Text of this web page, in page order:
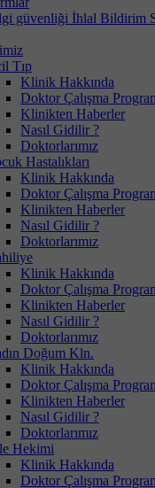
güvenliği İhlal Bildirim
Tıp
Klinik Hakkında
Doktor Çalışma
Klinikten Haberler
Nasıl Gidilir ?
Doktorlarımız
Hastalıkları
Klinik Hakkında
Doktor Çalışma
Klinikten Haberler
Nasıl Gidilir ?
Doktorlarımız
Klinik Hakkında
Doktor Çalışma
Klinikten Haberler
Nasıl Gidilir ?
Doktorlarımız
Doğum Kln.
Klinik Hakkında
Doktor Çalışma
Klinikten Haberler
Nasıl Gidilir ?
Doktorlarımız
Hekimi
Klinik Hakkında
Doktor Çalışma